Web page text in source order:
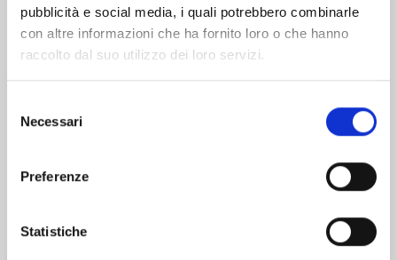
pubblicità e social media, i quali potrebbero combinarle
con altre informazioni che ha fornito loro o che hanno
raccolto dal suo utilizzo dei loro servizi.
delNecessari
Preferenze
Statistiche